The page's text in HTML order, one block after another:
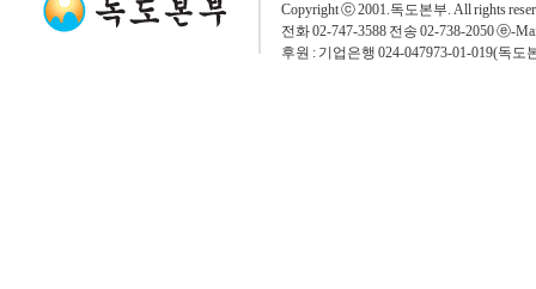
Copyright ⓒ 2001.독도본부. All rights
전화 02-747-3588 전송 02-738-2050 ⓔ-
후원 : 기업은행 024-047973-01-019(독도